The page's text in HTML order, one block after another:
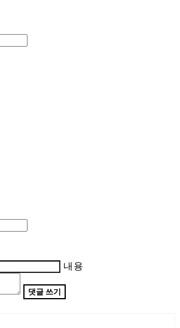
내용
댓글 쓰기